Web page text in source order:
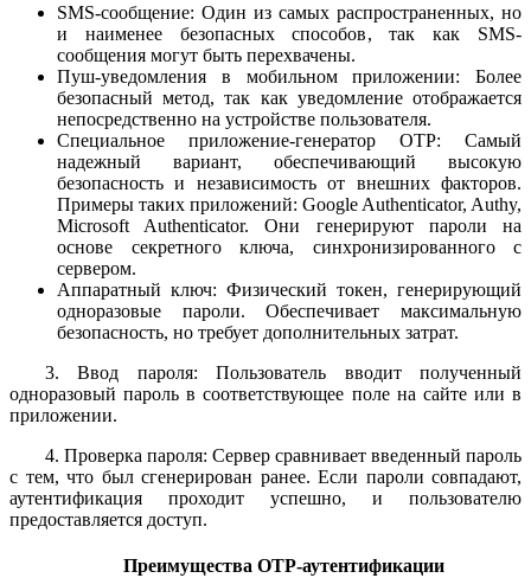
SMS-сообщение: Один из самых распространенных, но
и наименее безопасных способов, так как SMS-
сообщения могут быть перехвачены.
Пуш-уведомления в мобильном приложении: Более
безопасный метод, так как уведомление отображается
непосредственно на устройстве пользователя.
Специальное приложение-генератор OTP: Самый
надежный вариант, обеспечивающий высокую
безопасность и независимость от внешних факторов.
Примеры таких приложений: Google Authenticator, Authy,
Microsoft Authenticator. Они генерируют пароли на
основе секретного ключа, синхронизированного с
сервером.
Аппаратный ключ: Физический токен, генерирующий
одноразовые пароли. Обеспечивает максимальную
безопасность, но требует дополнительных затрат.
3. Ввод пароля: Пользователь вводит полученный
одноразовый пароль в соответствующее поле на сайте или в
приложении.
4. Проверка пароля: Сервер сравнивает введенный пароль
с тем, что был сгенерирован ранее. Если пароли совпадают,
аутентификация проходит успешно, и пользователю
предоставляется доступ.
Преимущества OTP-аутентификации